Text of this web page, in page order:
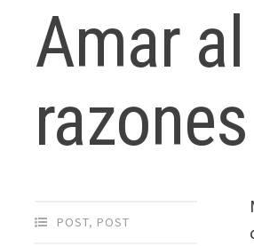
Amar
POST, POST